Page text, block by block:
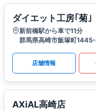
ダイエット工房｢菊｣
新前橋駅から車で11分
群馬県高崎市飯塚町
店舗情報
AXiAL高崎店